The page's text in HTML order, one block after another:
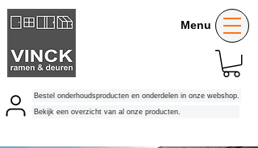
Bekijk een overzicht van al onze producten.
Bestel onderhoudsproducten en onderdelen in onze webshop.
Menu